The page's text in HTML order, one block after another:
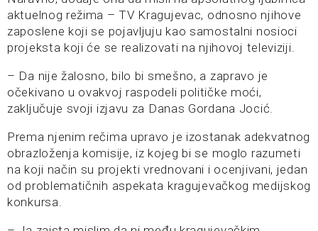
aktuelnog režima – TV Kragujevac, odnosno njihove
zaposlene koji se pojavljuju kao samostalni nosioci
projeksta koji će se realizovati na njihovoj televiziji.
– Da nije žalosno, bilo bi smešno, a zapravo je
očekivano u ovakvoj raspodeli političke moći,
zaključuje svoji izjavu za Danas Gordana Jocić.
Prema njenim rečima upravo je izostanak adekvatnog
obrazloženja komisije, iz kojeg bi se moglo razumeti
na koji način su projekti vrednovani i ocenjivani, jedan
od problematičnih aspekata kragujevačkog medijskog
konkursa.